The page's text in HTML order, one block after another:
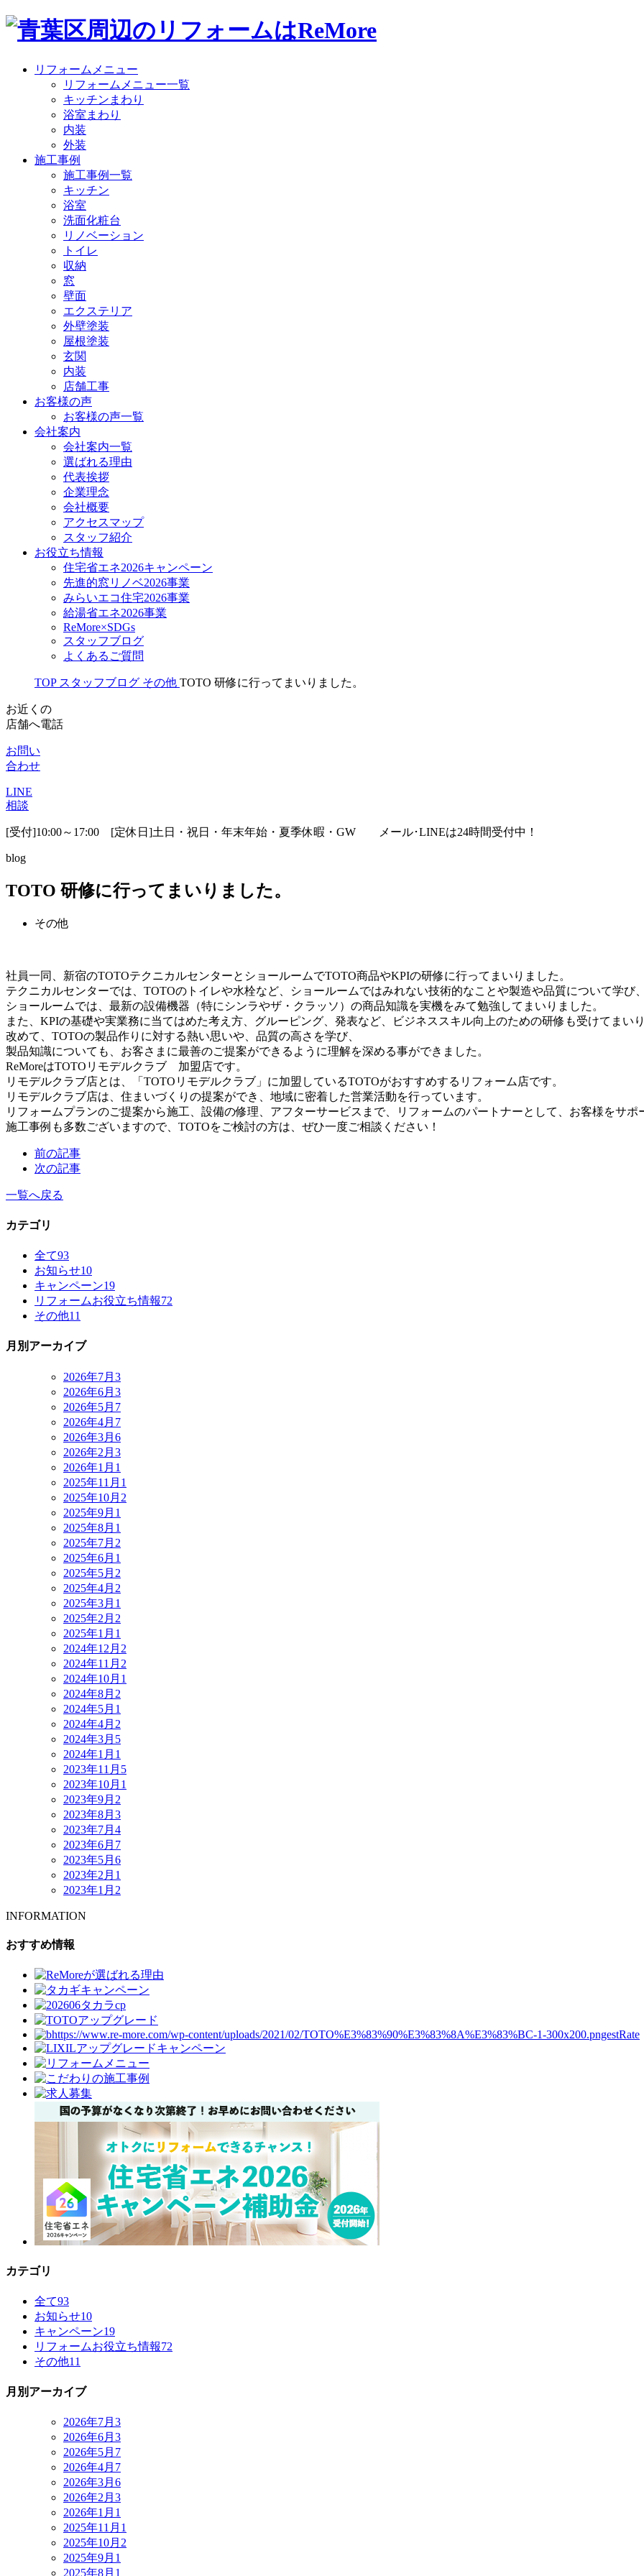
リフォームメニュー
リフォームメニュー一覧
キッチンまわり
浴室まわり
内装
外装
施工事例
施工事例一覧
キッチン
浴室
洗面化粧台
リノベーション
トイレ
収納
窓
壁面
エクステリア
外壁塗装
屋根塗装
玄関
内装
店舗工事
お客様の声
お客様の声一覧
会社案内
会社案内一覧
選ばれる理由
代表挨拶
企業理念
会社概要
アクセスマップ
スタッフ紹介
お役立ち情報
住宅省エネ2026キャンペーン
先進的窓リノベ2026事業
みらいエコ住宅2026事業
給湯省エネ2026事業
ReMore×SDGs
スタッフブログ
よくあるご質問
TOP スタッフブログ その他 TOTO 研修に行ってまいりました。
お近くの
店舗へ電話
お問い
合わせ
LINE
相談
[受付]10:00～17:00 [定休日]土日・祝日・年末年始・夏季休暇・GW メール･LINEは24時間受付中！
blog
TOTO 研修に行ってまいりました。
その他
社員一同、新宿のTOTOテクニカルセンターとショールームでTOTO商品やKPIの研修に行ってまいりました。
テクニカルセンターでは、TOTOのトイレや水栓など、ショールームではみれない技術的なことや製造や品質について学び、
ショールームでは、最新の設備機器（特にシンラやザ・クラッソ）の商品知識を実機をみて勉強してまいりました。
また、KPIの基礎や実業務に当てはめた考え方、グルーピング、発表など、ビジネススキル向上のための研修も受けてまいり
改めて、TOTOの製品作りに対する熱い思いや、品質の高さを学び、
製品知識についても、お客さまに最善のご提案ができるように理解を深める事ができました。
ReMoreはTOTOリモデルクラブ 加盟店です。
リモデルクラブ店とは、「TOTOリモデルクラブ」に加盟しているTOTOがおすすめするリフォーム店です。
リモデルクラブ店は、住まいづくりの提案ができ、地域に密着した営業活動を行っています。
リフォームプランのご提案から施工、設備の修理、アフターサービスまで、リフォームのパートナーとして、お客様をサポ
施工事例も多数ございますので、TOTOをご検討の方は、ぜひ一度ご相談ください！
前の記事
次の記事
一覧へ戻る
カテゴリ
全て93
お知らせ10
キャンペーン19
リフォームお役立ち情報72
その他11
月別アーカイブ
2026年7月 3
2026年6月 3
2026年5月 7
2026年4月 7
2026年3月 6
2026年2月 3
2026年1月 1
2025年11月 1
2025年10月 2
2025年9月 1
2025年8月 1
2025年7月 2
2025年6月 1
2025年5月 2
2025年4月 2
2025年3月 1
2025年2月 2
2025年1月 1
2024年12月 2
2024年11月 2
2024年10月 1
2024年8月 2
2024年5月 1
2024年4月 2
2024年3月 5
2024年1月 1
2023年11月 5
2023年10月 1
2023年9月 2
2023年8月 3
2023年7月 4
2023年6月 7
2023年5月 6
2023年2月 1
2023年1月 2
INFORMATION
おすすめ情報
カテゴリ
全て93
お知らせ10
キャンペーン19
リフォームお役立ち情報72
その他11
月別アーカイブ
2026年7月 3
2026年6月 3
2026年5月 7
2026年4月 7
2026年3月 6
2026年2月 3
2026年1月 1
2025年11月 1
2025年10月 2
2025年9月 1
2025年8月 1